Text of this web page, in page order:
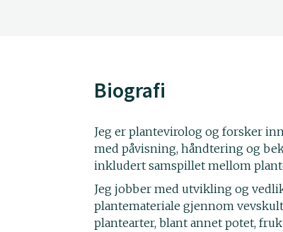
Biografi
Jeg er plantevirolog og forsker
med påvisning, håndtering og
inkludert samspillet mellom
Jeg jobber med utvikling og
plantemateriale gjennom
plantearter, blant annet potet,